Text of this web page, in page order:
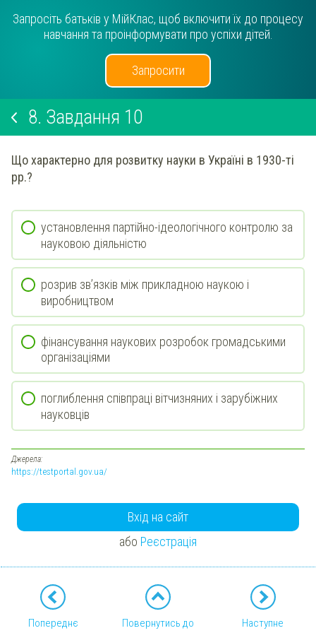
Запросіть батьків у МійКлас, щоб включити їх до процесу
навчання та проінформувати про успіхи дітей.
Запросити
8. Завдання 10
Що характерно для розвитку науки в Україні в 1930-ті
рр.?
установлення партійно-ідеологічного контролю за
науковою діяльністю
розрив зв’язків між прикладною наукою і
виробництвом
фінансування наукових розробок громадськими
організаціями
поглиблення співпраці вітчизняних і зарубіжних
науковців
Джерела:
https://testportal.gov.ua/
Вхід на сайт
або Реєстрація
Попереднє
Повернутись до
Наступне